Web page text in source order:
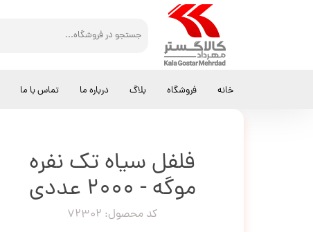
خانه فروشگاه بلاگ درباره ما تماس با ما کالاگستر مهرداد سایر محصولات فلفل سیاه تک نفره موگه - 2000 عددی
فلفل سیاه تک نفره
موگه - 2000 عددی
کد محصول: 72302